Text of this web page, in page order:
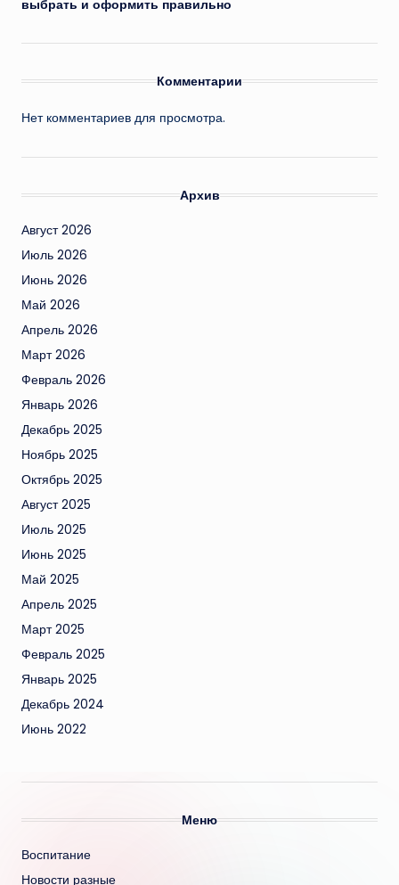
выбрать и оформить правильно
Комментарии
Нет комментариев для просмотра.
Архив
Август 2026
Июль 2026
Июнь 2026
Май 2026
Апрель 2026
Март 2026
Февраль 2026
Январь 2026
Декабрь 2025
Ноябрь 2025
Октябрь 2025
Август 2025
Июль 2025
Июнь 2025
Май 2025
Апрель 2025
Март 2025
Февраль 2025
Январь 2025
Декабрь 2024
Июнь 2022
Меню
Воспитание
Новости разные